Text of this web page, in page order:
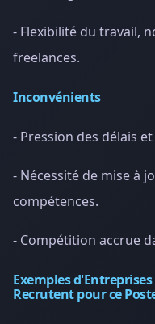
- Flexibilité du travail,
freelances.
Inconvénients
- Pression des délais
- Nécessité de mise à
compétences.
- Compétition accrue
Exemples
Recrutent pour ce